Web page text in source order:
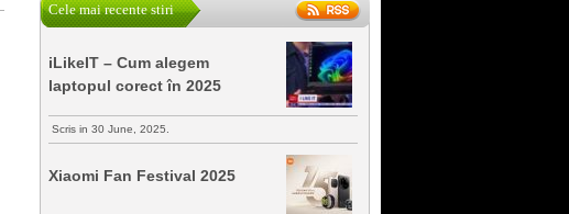
Cele mai recente stiri
iLikeIT – Cum alegem
laptopul corect în 2025
Scris in 30 June, 2025.
Xiaomi Fan Festival 2025